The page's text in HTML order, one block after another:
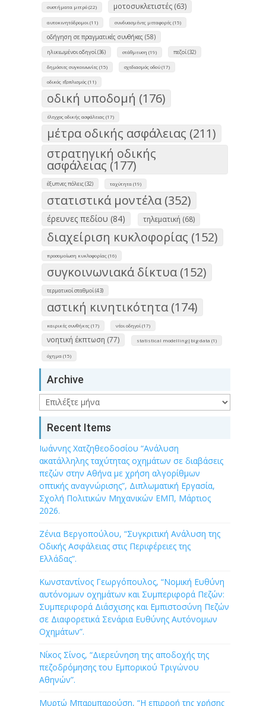
συστήματα μετρό (22) μοτοσυκλετιστές (63)
αυτοκινητόδρομοι (11) συνδυασμένες μεταφορές (15)
οδήγηση σε πραγματικές συνθήκες (58)
ηλικιωμένοι οδηγοί (36) στάθμευση (19) πεζοί (32)
δημόσιες συγκοινωνίες (15) σχεδιασμός οδού (17)
οδικός εξοπλισμός (11)
οδική υποδομή (176)
έλεγχος οδικής ασφάλειας (17)
μέτρα οδικής ασφάλειας (211)
στρατηγική οδικής
ασφάλειας (177)
έξυπνες πόλεις (32) ταχύτητα (19)
στατιστικά μοντέλα (352)
έρευνες πεδίου (84) τηλεματική (68)
διαχείριση κυκλοφορίας (152)
προσομοίωση κυκλοφορίας (16)
συγκοινωνιακά δίκτυα (152)
τερματικοί σταθμοί (43)
αστική κινητικότητα (174)
καιρικές συνθήκες (17) νέοι οδηγοί (17)
νοητική έκπτωση (77) statistical modelling|big data (1)
όχημα (15)
Archive
Archive
Recent Items
Ιωάννης Χατζηθεοδοσίου “Ανάλυση
ακατάλληλης ταχύτητας οχημάτων σε διαβάσεις
πεζών στην Αθήνα με χρήση αλγορίθμων
οπτικής αναγνώρισης”, Διπλωματική Εργασία,
Σχολή Πολιτικών Μηχανικών ΕΜΠ, Μάρτιος
2026.
Ζένια Βεργοπούλου, “Συγκριτική Ανάλυση της
Οδικής Ασφάλειας στις Περιφέρειες της
Ελλάδας”.
Κωνσταντίνος Γεωργόπουλος, “Νομική Ευθύνη
αυτόνομων οχημάτων και Συμπεριφορά Πεζών:
Συμπεριφορά Διάσχισης και Εμπιστοσύνη Πεζών
σε Διαφορετικά Σενάρια Ευθύνης Αυτόνομων
Οχημάτων”.
Νίκος Σίνος, “Διερεύνηση της αποδοχής της
πεζοδρόμησης του Εμπορικού Τριγώνου
Αθηνών”.
Μυρτώ Μπαρμπαρούση, “Η επιρροή της χρήσης